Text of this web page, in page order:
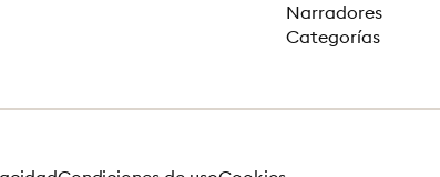
Narradores
Categorías